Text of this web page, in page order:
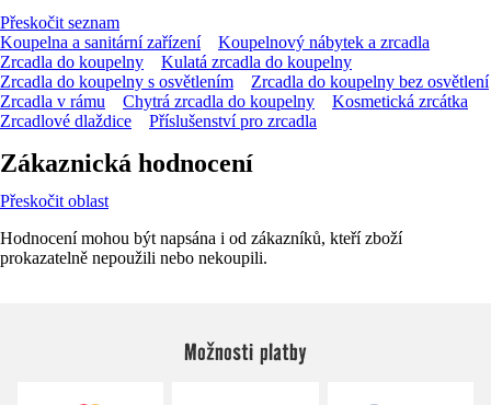
Přeskočit seznam
Koupelna a sanitární zařízení
Koupelnový nábytek a zrcadla
Zrcadla do koupelny
Kulatá zrcadla do koupelny
Zrcadla do koupelny s osvětlením
Zrcadla do koupelny bez osvětlení
Zrcadla v rámu
Chytrá zrcadla do koupelny
Kosmetická zrcátka
Zrcadlové dlaždice
Příslušenství pro zrcadla
Zákaznická hodnocení
Přeskočit oblast
Hodnocení mohou být napsána i od zákazníků, kteří zboží
prokazatelně nepoužili nebo nekoupili.
Možnosti platby